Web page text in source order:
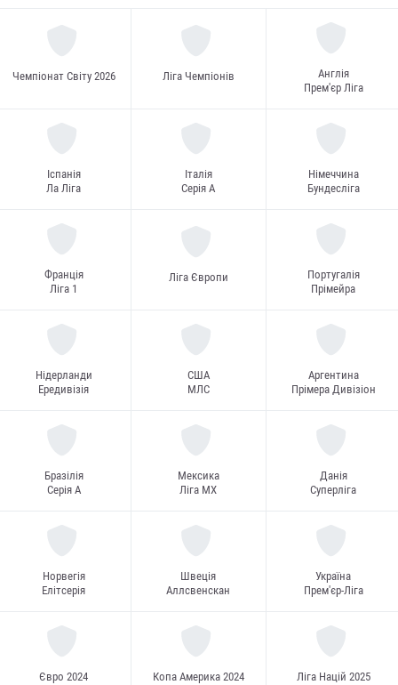
Чемпіонат Світу 2026 Ліга Чемпіонів
Англія
Прем'єр Ліга
Іспанія
Ла Ліга
Італія
Серія А
Німеччина
Бундесліга
Франція
Ліга 1
Ліга Європи
Португалія
Прімейра
Нідерланди
Ередивізія
США
МЛС
Аргентина
Прімера Дивізіон
Бразілія
Серія А
Мексика
Ліга MX
Данія
Суперліга
Норвегія
Елітсерія
Швеція
Аллсвенскан
Україна
Прем'єр-Ліга
Євро 2024 Копа Америка 2024 Ліга Націй 2025